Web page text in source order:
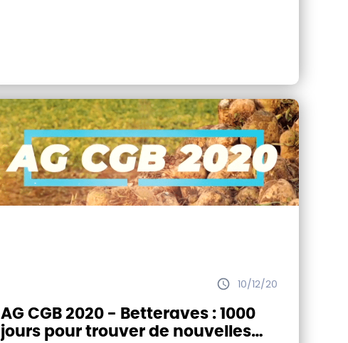
10/12/20
AG CGB 2020 - Betteraves : 1000
jours pour trouver de nouvelles